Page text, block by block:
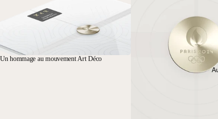
Un hommage au mouvement Art Déco